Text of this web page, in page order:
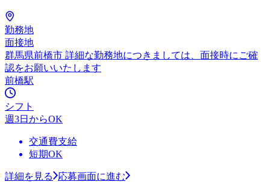
勤務地
面接地
群馬県前橋市 詳細な勤務地につきましては、面接時にご確
認をお願いいたします
前橋駅
シフト
週3日からOK
交通費支給
短期OK
詳細を見る
応募画面に進む